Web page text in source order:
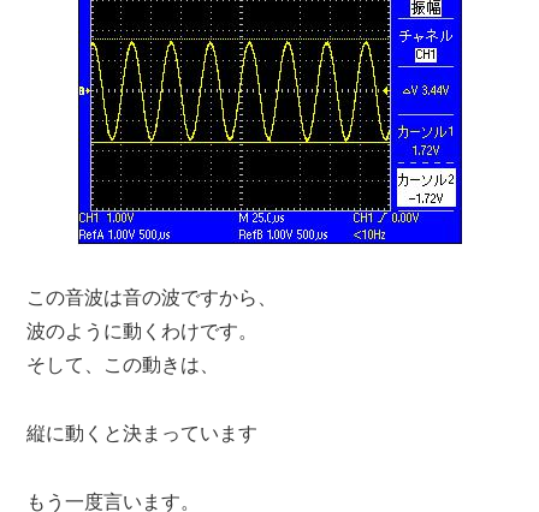
この音波は音の波ですから、
波のように動くわけです。
そして、この動きは、
縦に動くと決まっています
もう一度言います。